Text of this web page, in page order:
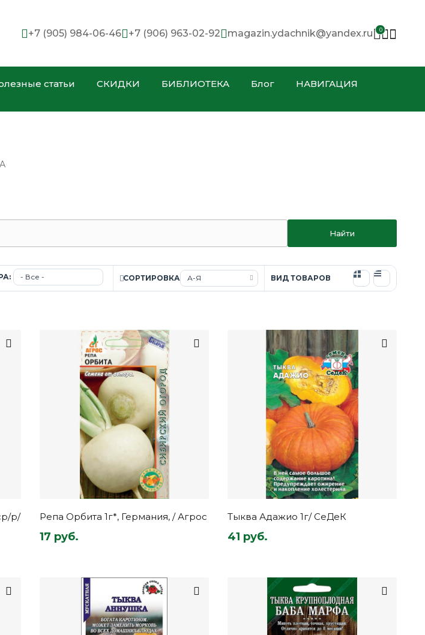
+7 (905) 984-06-46 +7 (906) 963-02-92 magazin.ydachnik@yandex.ru 0
статьи СКИДКИ БИБЛИОТЕКА Блог
НАВИГАЦИЯ
СОРТИРОВКА ВИД ТОВАРОВ
р/
Репа Орбита 1г*, Германия, / Агрос
17 руб.
Тыква Адажио 1г/ СеДеК
41 руб.